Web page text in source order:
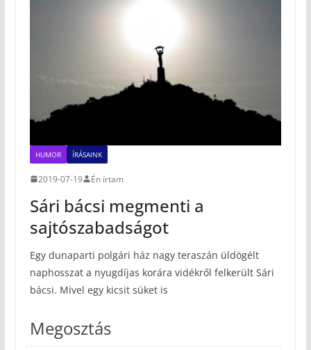
HUMOR ÍRÁSAINK
2019-07-19 Én írtam
Sári bácsi megmenti a
sajtószabadságot
Egy dunaparti polgári ház nagy teraszán üldögélt
naphosszat a nyugdíjas korára vidékről felkerült Sári
bácsi. Mivel egy kicsit süket is
Megosztás